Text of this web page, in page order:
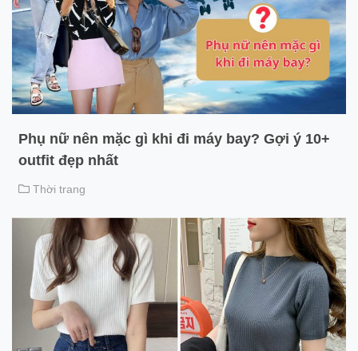
Phụ nữ nên mặc gì khi đi máy bay? Gợi ý 10+
outfit đẹp nhất
Thời trang